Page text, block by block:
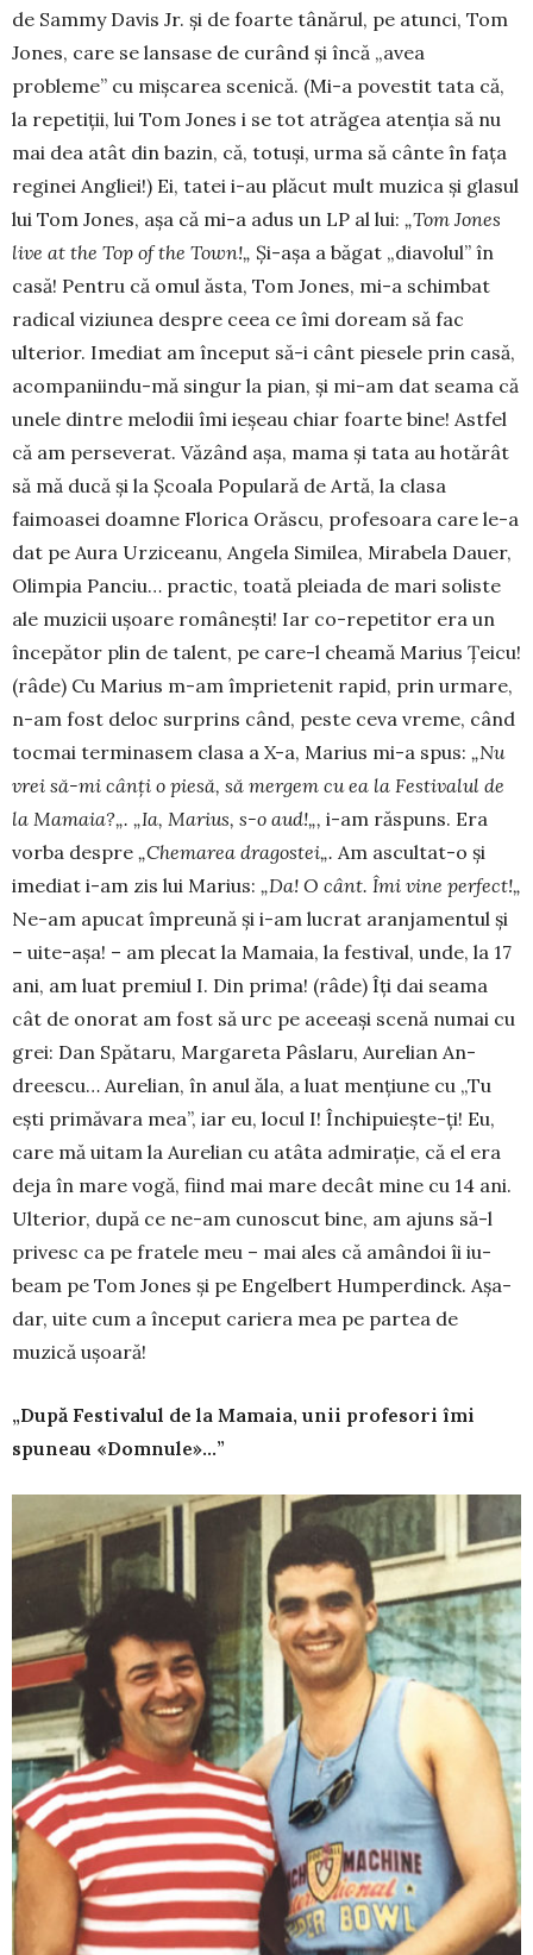
de Sammy Davis Jr. şi de foarte tâ­nă­rul, pe atunci, Tom
Jones, care se lansase de curând şi încă „avea
probleme” cu mişcarea sce­nică. (Mi-a povestit tata că,
la repetiţii, lui Tom Jones i se tot atrăgea atenţia să nu
mai dea atât din bazin, că, totuşi, urma să cânte în faţa
reginei An­gliei!) Ei, tatei i-au plăcut mult muzica şi glasul
lui Tom Jones, aşa că mi-a adus un LP al lui: „Tom Jones
live at the Top of the Town!„ Şi-aşa a băgat „dia­vo­lul” în
casă! Pentru că omul ăsta, Tom Jones, mi-a schimbat
radical viziunea despre ceea ce îmi doream să fac
ulterior. Imediat am început să-i cânt piesele prin casă,
acompaniindu-mă singur la pian, şi mi-am dat seama că
unele dintre melodii îmi ie­şeau chiar foarte bine! Astfel
că am perseverat. Vă­zând aşa, mama şi tata au hotărât
să mă ducă şi la Şcoala Populară de Artă, la clasa
faimoasei doam­ne Florica Orăscu, profesoara care le-a
dat pe Aura Urziceanu, Angela Similea, Mirabela Dauer,
Olim­pia Panciu… practic, toată pleiada de mari so­liste
ale muzicii ușoare românești! Iar co-repetitor era un
începător plin de talent, pe care-l cheamă Marius Ţeicu!
(râde) Cu Marius m-am împrietenit rapid, prin urmare,
n-am fost deloc surprins când, peste ceva vreme, când
tocmai termi­na­sem clasa a X-a, Marius mi-a spus: „Nu
vrei să-mi cânţi o piesă, să mergem cu ea la Festi­valul de
la Mamaia?„. „Ia, Marius, s-o aud!„, i-am răspuns. Era
vorba despre „Chemarea dragostei„. Am ascultat-o şi
imediat i-am zis lui Marius: „Da! O cânt. Îmi vine perfect!„
Ne-am apucat împreună şi i-am lucrat aranja­mentul şi
– uite-aşa! – am plecat la Mamaia, la festival, unde, la 17
ani, am luat premiul I. Din prima! (râde) Îţi dai seama
cât de onorat am fost să urc pe aceeaşi sce­nă numai cu
grei: Dan Spătaru, Mar­gareta Pâs­laru, Aurelian An­
dreescu… Au­relian, în anul ăla, a luat menţiune cu „Tu
eşti primăvara mea”, iar eu, locul I! Închipu­ieş­te-ţi! Eu,
care mă uitam la Aurelian cu atâta admi­ra­ţie, că el era
deja în mare vogă, fiind mai mare decât mine cu 14 ani.
Ulterior, după ce ne-am cu­noscut bine, am ajuns să-l
pri­vesc ca pe fratele meu – mai ales că amândoi îi iu­
beam pe Tom Jones şi pe Engelbert Humper­dinck. Aşa­
dar, uite cum a început cariera mea pe partea de
muzică uşoară!
„După Festivalul de la Mamaia, unii profesori îmi
spuneau «Domnule»…”